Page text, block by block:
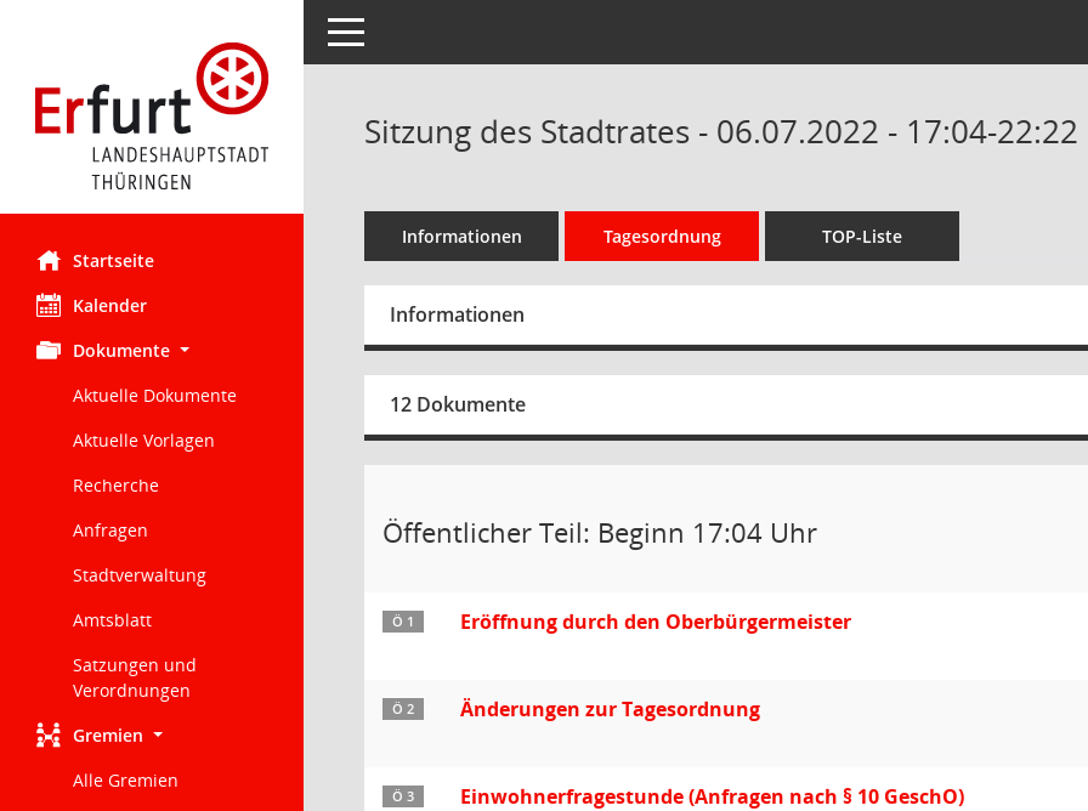
Startseite
Kalender
Dokumente
Aktuelle Dokumente
Aktuelle Vorlagen
Recherche
Anfragen
Stadtverwaltung
Amtsblatt
Satzungen und
Verordnungen
Gremien
Alle Gremien
Toggle navigation
Sitzung des Stadtrates - 06.07.2022 - 17:04-
Informationen Tagesordnung TOP-Liste
Informationen
12 Dokumente
Öffentlicher Teil: Beginn 17:04 Uhr
Ö 1 Eröffnung durch den Oberbürgermeister
Ö 2 Änderungen zur Tagesordnung
Ö 3 Einwohnerfragestunde (Anfragen nach § 10 GeschO)